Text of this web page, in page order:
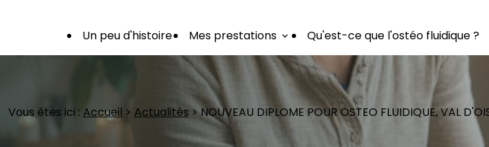
Un peu d'histoire
Mes prestations Qu'est-ce que l'ostéo fluidique ?
Vous êtes ici : Accueil > Actualités > NOUVEAU DIPLOME POUR OSTEO FLUIDIQUE, VAL